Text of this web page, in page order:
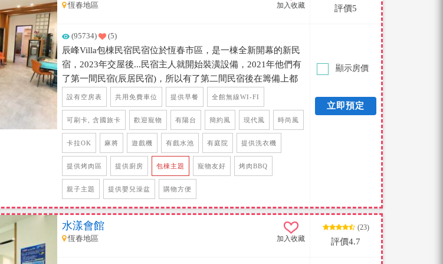
恆春地區 加入收藏 評價5
(95734) (5)
辰峰Villa包棟民宿民宿位於恆春市區，是一棟全新開幕的新民
宿，2023年交屋後...民宿主人就開始裝潢設備，2021年他們有
了第一間民宿(辰居民宿)，所以有了第二間民宿後在籌備上都
非常有經驗，而且佈置風格也不一樣，走進屋內有戲水池、烤
肉區、吊椅，因為有加裝遮陽棚，所以遇到風大、下雨天烤肉
玩水也都不用擔心~ 民宿整體的格局小編非常喜歡，在客廳區
域的ㄇ型設計，讓空間非常寬敞，有規劃兒童遊戲間、電動麻
將設備、75吋大電視、日本BIK專業卡拉OK喇叭，音質比錢櫃
更升等，還有貼心準備給旅客的點心、泡麵、茶包、自助咖啡
機，當然廚房也有設備齊全的微波爐，烤箱、大冰箱，飲水
機，或者你們想買食材自己下廚也是有開放瓦斯爐台展現廚藝
喔，光是在一樓的豐富設備就令人讚賞，走上二樓及三樓規劃
雙人房、四人房，雙人房因空間不大，所以在設計上以簡約木
工裝潢，舒適又沒有壓迫感，四人房空間非常大，都可以在床
設有空房表 共用免費車位 提供早餐 全館無線WI-FI
可刷卡, 含國旅卡 歡迎寵物 有陽台 簡約風 現代風 時尚風
卡拉OK 麻將 遊戲機 有戲水池 有庭院 提供洗衣機
提供烤肉區 提供廚房 包棟主題 寵物友好 烤肉BBQ
親子主題 提供嬰兒澡盆 購物方便
顯示房價
立即預定
水漾會館
恆春地區 加入收藏
(23)
評價4.7